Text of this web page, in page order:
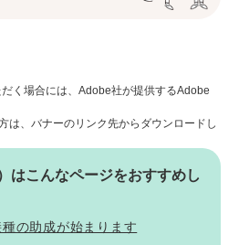
く場合には、Adobe社が提供するAdobe
は、バナーのリンク先からダウンロードし
はこんなページをおすすめし
の助成が始まります